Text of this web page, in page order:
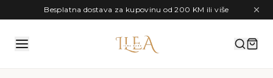
Preskoči na sadržajBesplatna dostava za kupovinu od 200 KM ili više